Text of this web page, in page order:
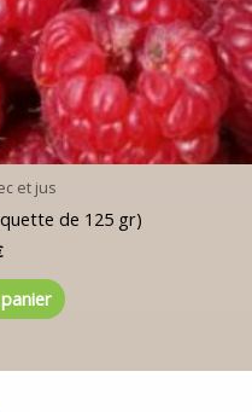
et jus
de 125 gr)